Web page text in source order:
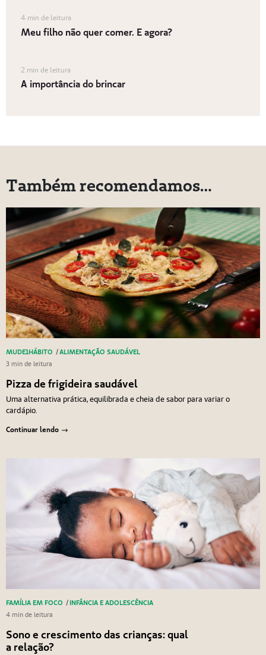
4 min de leitura
Meu filho não quer comer. E agora?
2 min de leitura
A importância do brincar
Também recomendamos…
MUDE1HÁBITO /ALIMENTAÇÃO SAUDÁVEL
3 min de leitura
Pizza de frigideira saudável
Uma alternativa prática, equilibrada e cheia de sabor para variar o
cardápio.
Continuar lendo
FAMÍLIA EM FOCO / INFÂNCIA E ADOLESCÊNCIA
4 min de leitura
Sono e crescimento das crianças: qual
a relação?